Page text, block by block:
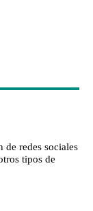
de redes sociales
tipos de